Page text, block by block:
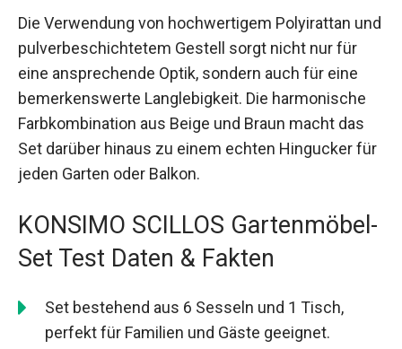
Die Verwendung von hochwertigem Polyirattan und
pulverbeschichtetem Gestell sorgt nicht nur für
eine ansprechende Optik, sondern auch für eine
bemerkenswerte Langlebigkeit. Die harmonische
Farbkombination aus Beige und Braun macht das
Set darüber hinaus zu einem echten Hingucker für
jeden Garten oder Balkon.
KONSIMO SCILLOS Gartenmöbel-
Set Test Daten & Fakten
Set bestehend aus 6 Sesseln und 1 Tisch,
perfekt für Familien und Gäste geeignet.